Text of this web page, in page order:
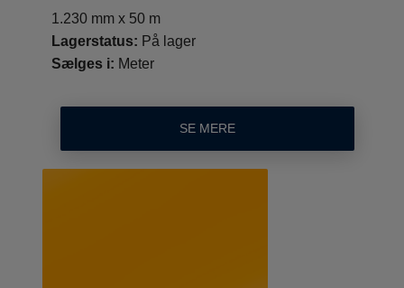
1.230 mm x 50 m
Lagerstatus: På lager
Sælges i: Meter
SE MERE